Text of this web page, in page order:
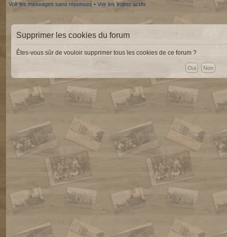
Voir les messages sans réponses • Voir les sujets actifs
Supprimer les cookies du forum
Êtes-vous sûr de vouloir supprimer tous les cookies de ce forum ?